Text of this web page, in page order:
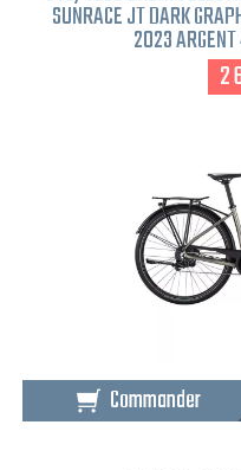
SUNRACE JT DARK
2023
2
Commander